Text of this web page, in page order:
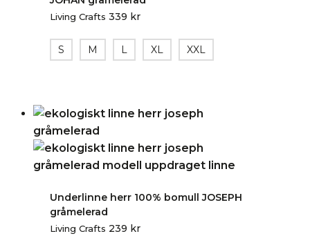
Living Crafts 339 kr
S M L XL XXL
Underlinne herr 100% bomull JOSEPH
gråmelerad
Living Crafts 239 kr